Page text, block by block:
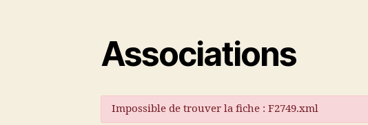
Associations
Impossible de trouver la fiche : F2749.xml